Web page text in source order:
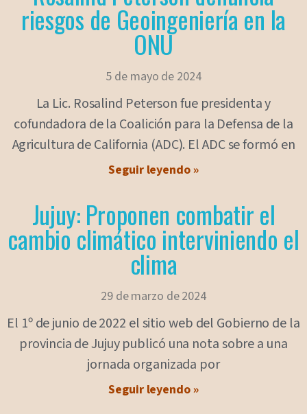
riesgos de Geoingeniería en la
ONU
5 de mayo de 2024
La Lic. Rosalind Peterson fue presidenta y
cofundadora de la Coalición para la Defensa de la
Agricultura de California (ADC). El ADC se formó en
Seguir leyendo »
Jujuy: Proponen combatir el
cambio climático interviniendo el
clima
29 de marzo de 2024
El 1º de junio de 2022 el sitio web del Gobierno de la
provincia de Jujuy publicó una nota sobre a una
jornada organizada por
Seguir leyendo »